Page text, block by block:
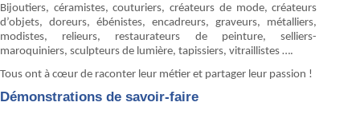
Bijoutiers, céramistes, couturiers, créateurs de mode, créateurs
d’objets, doreurs, ébénistes, encadreurs, graveurs, métalliers,
modistes, relieurs, restaurateurs de peinture, selliers-
maroquiniers, sculpteurs de lumière, tapissiers, vitraillistes ….
Tous ont à cœur de raconter leur métier et partager leur passion !
Démonstrations de savoir-faire